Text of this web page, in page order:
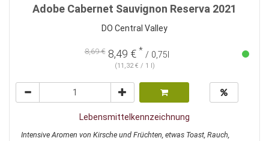
Adobe Cabernet Sauvignon Reserva 2021
DO Central Valley
8,69 €8,49 € * / 0,75l
(11,32 € / 1 l)
Lebensmittelkennzeichnung
Intensive Aromen von Kirsche und Früchten, etwas Toast, Rauch,